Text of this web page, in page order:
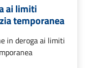
ai limiti
temporanea
in deroga ai limiti